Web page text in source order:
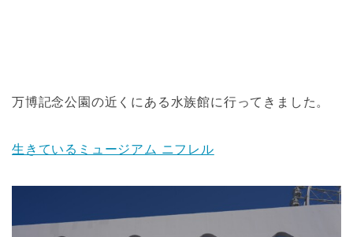
万博記念公園の近くにある水族館に行ってきました。
生きているミュージアム ニフレル